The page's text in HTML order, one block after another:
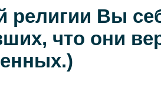
религии Вы
что они